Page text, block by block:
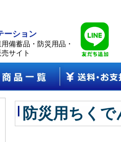
ーション
備蓄品・防災用品・
サイト
防災用ちく